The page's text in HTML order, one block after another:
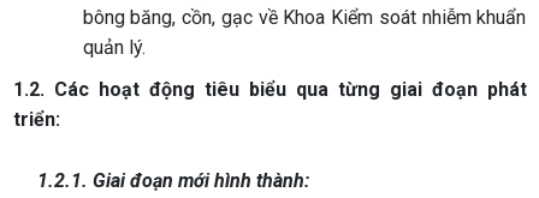
bông băng, cồn, gạc về Khoa Kiểm soát nhiễm khuẩn
quản lý.
1.2. Các hoạt động tiêu biểu qua từng giai đoạn phát
triển:
1.2.1. Giai đoạn mới hình thành: